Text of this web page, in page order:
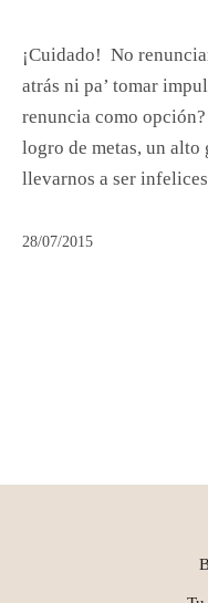
¡Cuidado! No
atrás ni pa’ tomar
renuncia como
logro de metas, un
llevarnos a ser
28/07/2015